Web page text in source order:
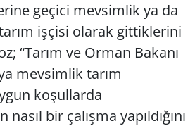
geçici mevsimlik ya da
işçisi olarak gittiklerini
“Tarım ve Orman Bakanı
mevsimlik tarım
koşullarda
bir çalışma yapıldığını